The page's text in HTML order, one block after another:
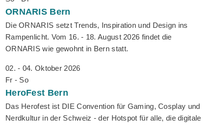
ORNARIS Bern
Die ORNARIS setzt Trends, Inspiration und Design ins
Rampenlicht. Vom 16. - 18. August 2026 findet die
ORNARIS wie gewohnt in Bern statt.
02. - 04. Oktober 2026
Fr - So
HeroFest Bern
Das Herofest ist DIE Convention für Gaming, Cosplay und
Nerdkultur in der Schweiz - der Hotspot für alle, die digitale